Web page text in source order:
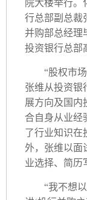
院大楼举行。
行总部副总裁
并购部总经理
投资银行总部
“股权市场
张维从投资银
展方向及国内
合自身从业经
了行业知识在
外，张维以面
业选择、简历
“我不想以‘